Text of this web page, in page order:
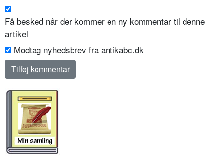
Få besked når der kommer en ny kommentar til denne
artikel
Modtag nyhedsbrev fra antikabc.dk